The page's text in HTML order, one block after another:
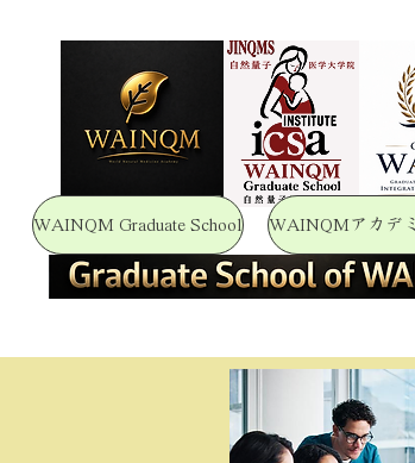
WAINQM Graduate School WAINQMアカデ